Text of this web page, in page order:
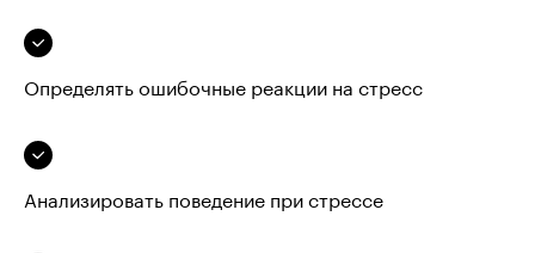
Определять ошибочные реакции на стресс
Анализировать поведение при стрессе